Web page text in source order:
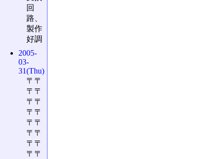
回
路、
製作
好調
2005-
03-
31(Thu)
〒〒
〒〒
〒〒
〒〒
〒〒
〒〒
〒〒
〒〒